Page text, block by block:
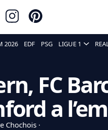
2026 EDF PSG LIGUE 1
FC
a
Chochois